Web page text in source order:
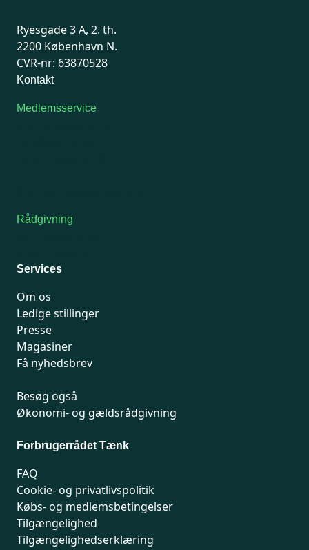
Ryesgade 3 A, 2. th.
2200 København N.
CVR-nr: 63870528
Kontakt
Medlemsservice
Rådgivning
Services
Om os
Ledige stillinger
Presse
Magasiner
Få nyhedsbrev
Besøg også
Økonomi- og gældsrådgivning
Forbrugerrådet Tænk
FAQ
Cookie- og privatlivspolitik
Købs- og medlemsbetingelser
Tilgængelighed
Tilgængelighedserklæring